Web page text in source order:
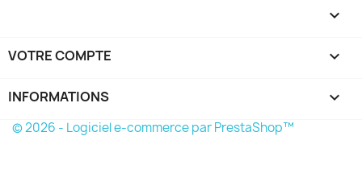

VOTRE COMPTE 
INFORMATIONS keyboard_arrow_down
© 2026 - Logiciel e-commerce par PrestaShop™